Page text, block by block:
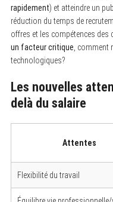
rapidement) et atteindre un
réduction du temps de
offres et les compétences des
un facteur critique , comment
technologiques?
Les nouvelles
delà du salaire
Attentes
Flexibilité du travail